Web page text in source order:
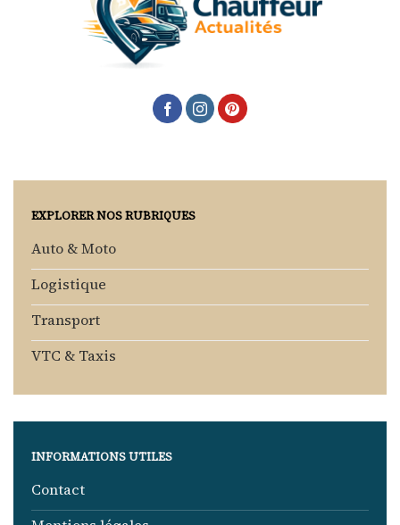
EXPLORER NOS RUBRIQUES
Auto & Moto
Logistique
Transport
VTC & Taxis
INFORMATIONS UTILES
Contact